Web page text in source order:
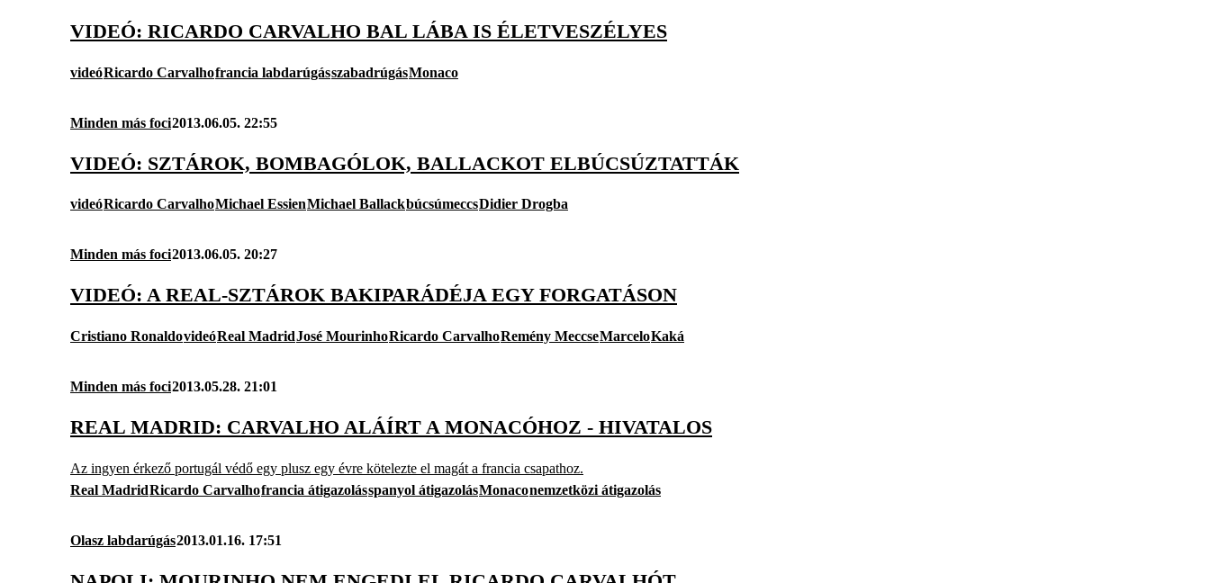
VIDEÓ: RICARDO CARVALHO BAL LÁBA IS ÉLETVESZÉLYES
videóRicardo Carvalhofrancia labdarúgásszabadrúgásMonaco
Minden más foci2013.06.05. 22:55
VIDEÓ: SZTÁROK, BOMBAGÓLOK, BALLACKOT ELBÚCSÚZTATTÁK
videóRicardo CarvalhoMichael EssienMichael BallackbúcsúmeccsDidier Drogba
Minden más foci2013.06.05. 20:27
VIDEÓ: A REAL-SZTÁROK BAKIPARÁDÉJA EGY FORGATÁSON
Cristiano RonaldovideóReal MadridJosé MourinhoRicardo CarvalhoRemény MeccseMarceloKaká
Minden más foci2013.05.28. 21:01
REAL MADRID: CARVALHO ALÁÍRT A MONACÓHOZ - HIVATALOS
Az ingyen érkező portugál védő egy plusz egy évre kötelezte el magát a francia csapathoz.
Real MadridRicardo Carvalhofrancia átigazolásspanyol átigazolásMonaconemzetközi átigazolás
Olasz labdarúgás2013.01.16. 17:51